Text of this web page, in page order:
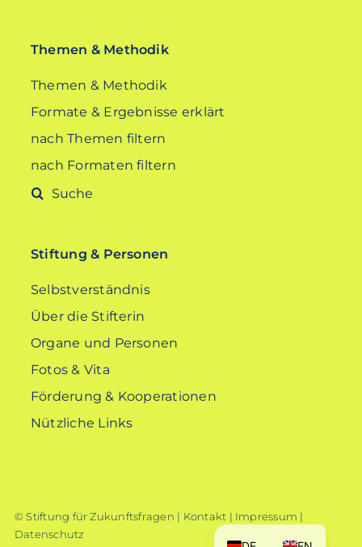
Themen & Methodik
Themen & Methodik
Formate & Ergebnisse erklärt
nach Themen filtern
nach Formaten filtern
Suche
Stiftung & Personen
Selbstverständnis
Über die Stifterin
Organe und Personen
Fotos & Vita
Förderung & Kooperationen
Nützliche Links
© Stiftung für Zukunftsfragen | Kontakt | Impressum |
Datenschutz